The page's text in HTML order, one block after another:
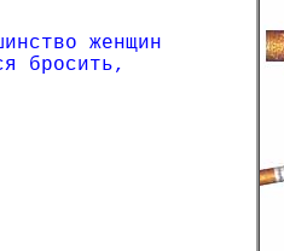
женщин
бросить,